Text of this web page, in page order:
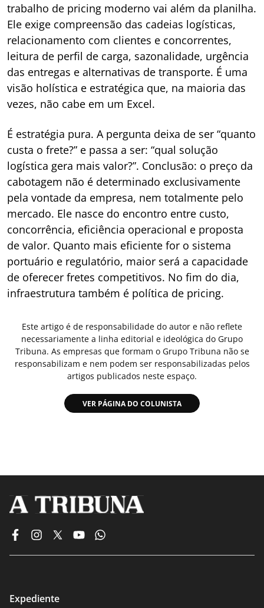
trabalho de pricing moderno vai além da planilha.
Ele exige compreensão das cadeias logísticas,
relacionamento com clientes e concorrentes,
leitura de perfil de carga, sazonalidade, urgência
das entregas e alternativas de transporte. É uma
visão holística e estratégica que, na maioria das
vezes, não cabe em um Excel.
É estratégia pura. A pergunta deixa de ser “quanto
custa o frete?” e passa a ser: “qual solução
logística gera mais valor?”. Conclusão: o preço da
cabotagem não é determinado exclusivamente
pela vontade da empresa, nem totalmente pelo
mercado. Ele nasce do encontro entre custo,
concorrência, eficiência operacional e proposta
de valor. Quanto mais eficiente for o sistema
portuário e regulatório, maior será a capacidade
de oferecer fretes competitivos. No fim do dia,
infraestrutura também é política de pricing.
Este artigo é de responsabilidade do autor e não reflete
necessariamente a linha editorial e ideológica do Grupo
Tribuna. As empresas que formam o Grupo Tribuna não se
responsabilizam e nem podem ser responsabilizadas pelos
artigos publicados neste espaço.
VER PÁGINA DO COLUNISTA
Expediente